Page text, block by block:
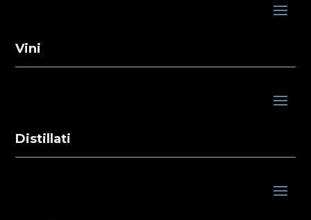
Vini
Distillati